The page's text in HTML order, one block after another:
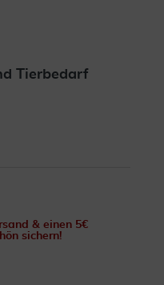
Tierbedarf
& einen 5€
sichern!